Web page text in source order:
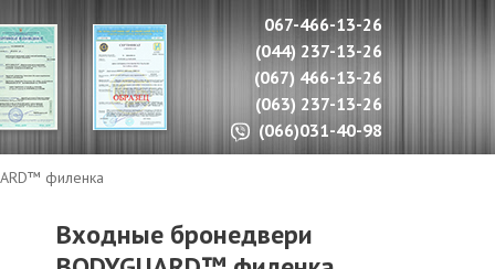
067-466-13-26
(044) 237-13-26
(067) 466-13-26
(063) 237-13-26
(066)031-40-98
филенка
Входные бронедвери